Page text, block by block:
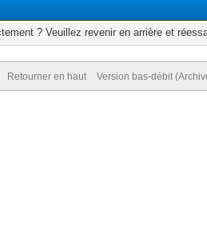
? Veuillez revenir en arrière et
Retourner en haut Version bas-débit